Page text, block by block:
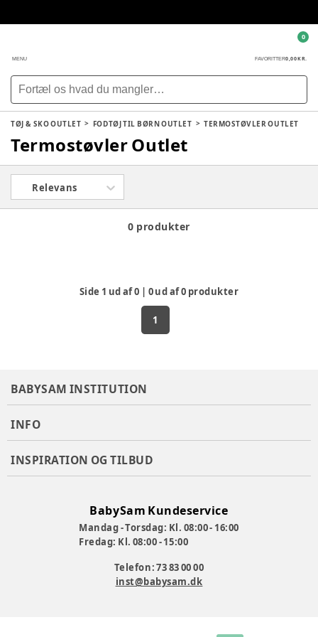
MENU FAVORITTER0,00 KR.
0
TØJ & SKO OUTLET FODTØJ TIL BØRN OUTLET TERMOSTØVLER OUTLET
Termostøvler Outlet
Relevans
0 produkter
Side 1 ud af0 0ud af0 produkter
1
BABYSAM INSTITUTION
INFO
INSPIRATION OG TILBUD
BabySam Kundeservice
Mandag - Torsdag: Kl. 08:00 - 16:00
Fredag: Kl. 08:00 - 15:00
Telefon: 73 83 00 00
inst@babysam.dk